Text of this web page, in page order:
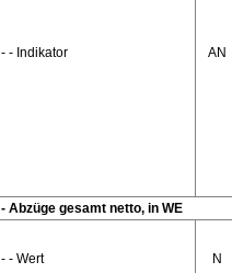
- - Indikator AN
- Abzüge gesamt netto, in WE
- - Wert N